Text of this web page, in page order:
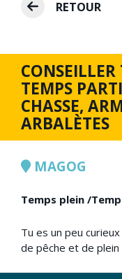
RETOUR
TEMPS
CHASSE,
ARBALÈTES
MAGOG
Temps plein /
Tu es un peu
de pêche et de plein